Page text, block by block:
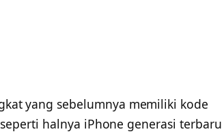
yang sebelumnya memiliki kode
halnya iPhone generasi terbaru